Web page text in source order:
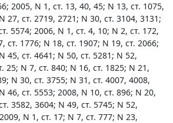
2005, N 1, ст. 13, 40, 45; N 13, ст. 1075,
27, ст. 2719, 2721; N 30, ст. 3104, 3131;
5574; 2006, N 1, ст. 4, 10; N 2, ст. 172,
ст. 1776; N 18, ст. 1907; N 19, ст. 2066;
45, ст. 4641; N 50, ст. 5281; N 52,
25; N 7, ст. 840; N 16, ст. 1825; N 21,
N 30, ст. 3755; N 31, ст. 4007, 4008,
46, ст. 5553; 2008, N 10, ст. 896; N 20,
3582, 3604; N 49, ст. 5745; N 52,
N 1, ст. 17; N 7, ст. 777; N 23,